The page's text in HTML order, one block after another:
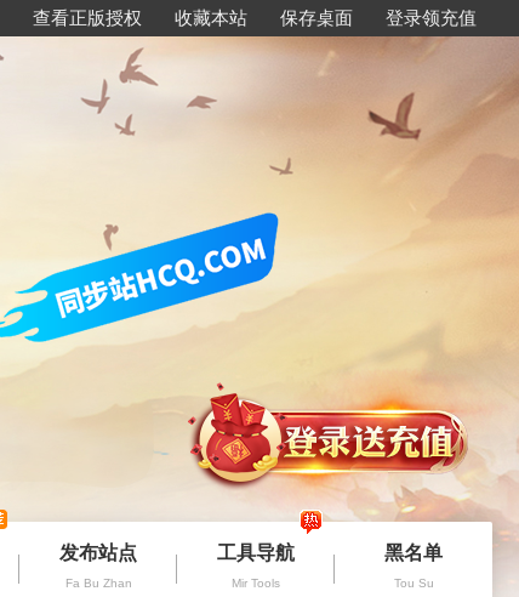
查看正版授权 收藏本站 保存桌面 登录领充值
发布站点
Fa Bu Zhan
工具导航
Mir Tools
黑名单
Tou Su